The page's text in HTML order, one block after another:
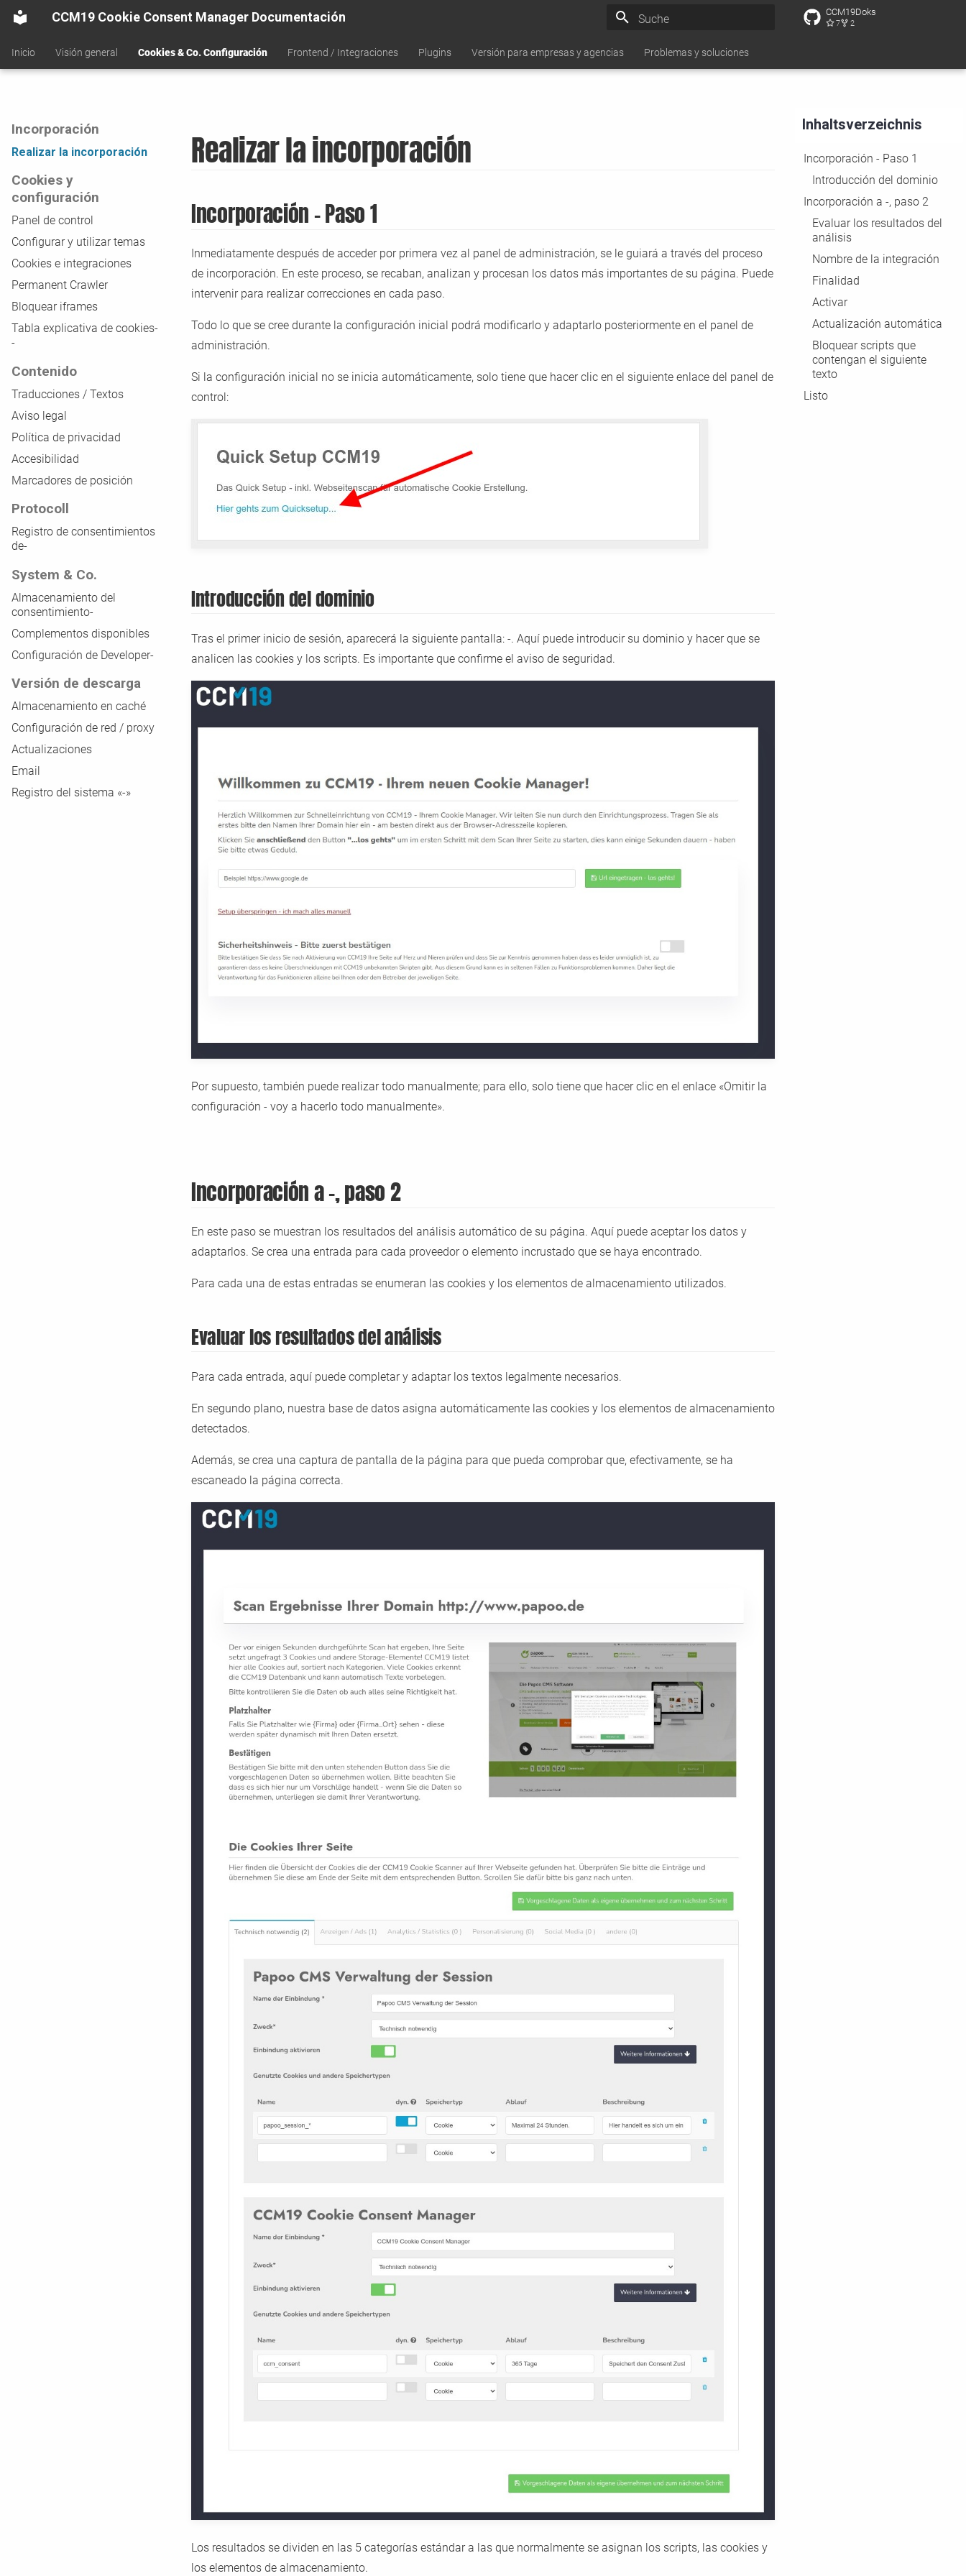
CCM19 Cookie Consent Manager Documentación CCM19Doks
7 2
Inicio Visión general Cookies & Co. Configuración Frontend / Integraciones Plugins Versión para empresas y agencias Problemas y soluciones
Incorporación
Realizar la incorporación
Cookies y
configuración
Panel de control
Configurar y utilizar temas
Cookies e integraciones
Permanent Crawler
Bloquear iframes
Tabla explicativa de cookies-
-
Contenido
Traducciones / Textos
Aviso legal
Política de privacidad
Accesibilidad
Marcadores de posición
Protocoll
Registro de consentimientos
de-
System & Co.
Almacenamiento del
consentimiento-
Complementos disponibles
Configuración de Developer-
Versión de descarga
Almacenamiento en caché
Configuración de red / proxy
Actualizaciones
Email
Registro del sistema «-»
Inhaltsverzeichnis
Incorporación - Paso 1
Introducción del dominio
Incorporación a -, paso 2
Evaluar los resultados del
análisis
Nombre de la integración
Finalidad
Activar
Actualización automática
Bloquear scripts que
contengan el siguiente
texto
Listo
Realizar la incorporación
Incorporación - Paso 1
Inmediatamente después de acceder por primera vez al panel de administración, se le guiará a través del proceso
de incorporación. En este proceso, se recaban, analizan y procesan los datos más importantes de su página. Puede
intervenir para realizar correcciones en cada paso.
Todo lo que se cree durante la configuración inicial podrá modificarlo y adaptarlo posteriormente en el panel de
administración.
Si la configuración inicial no se inicia automáticamente, solo tiene que hacer clic en el siguiente enlace del panel de
control:
Introducción del dominio
Tras el primer inicio de sesión, aparecerá la siguiente pantalla: -. Aquí puede introducir su dominio y hacer que se
analicen las cookies y los scripts. Es importante que confirme el aviso de seguridad.
Por supuesto, también puede realizar todo manualmente; para ello, solo tiene que hacer clic en el enlace «Omitir la
configuración - voy a hacerlo todo manualmente».
Incorporación a -, paso 2
En este paso se muestran los resultados del análisis automático de su página. Aquí puede aceptar los datos y
adaptarlos. Se crea una entrada para cada proveedor o elemento incrustado que se haya encontrado.
Para cada una de estas entradas se enumeran las cookies y los elementos de almacenamiento utilizados.
Evaluar los resultados del análisis
Para cada entrada, aquí puede completar y adaptar los textos legalmente necesarios.
En segundo plano, nuestra base de datos asigna automáticamente las cookies y los elementos de almacenamiento
detectados.
Además, se crea una captura de pantalla de la página para que pueda comprobar que, efectivamente, se ha
escaneado la página correcta.
Los resultados se dividen en las 5 categorías estándar a las que normalmente se asignan los scripts, las cookies y
los elementos de almacenamiento.